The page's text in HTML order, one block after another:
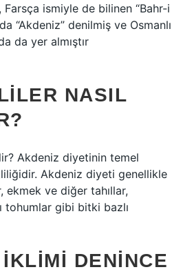
Farsça ismiyle de bilinen “Bahr-i
“Akdeniz” denilmiş ve Osmanlı
da yer almıştır
NASIL
Akdeniz diyetinin temel
Akdeniz diyeti genellikle
ekmek ve diğer tahıllar,
tohumlar gibi bitki bazlı
DENINCE